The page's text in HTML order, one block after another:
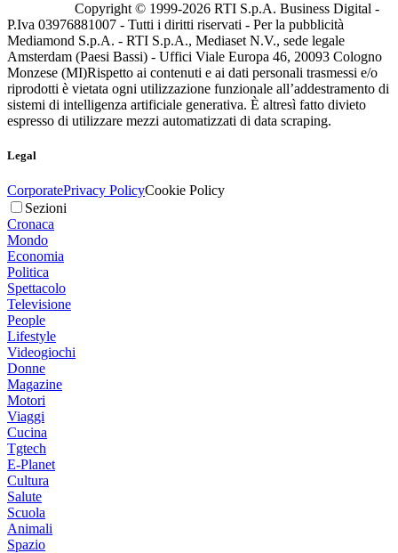
Copyright © 1999-2026 RTI S.p.A. Business Digital -
P.Iva 03976881007 - Tutti i diritti riservati - Per la pubblicità
Mediamond S.p.A. - RTI S.p.A., Mediaset N.V., sede legale
Amsterdam (Paesi Bassi) - Uffici Viale Europa 46, 20093 Cologno
Monzese (MI)Rispetto ai contenuti e ai dati personali trasmessi e/o
riprodotti è vietata ogni utilizzazione funzionale all’addestramento di
sistemi di intelligenza artificiale generativa. È altresì fatto divieto
espresso di utilizzare mezzi automatizzati di data scraping.
Legal
CorporatePrivacy PolicyCookie Policy
Sezioni
Cronaca
Mondo
Economia
Politica
Spettacolo
Televisione
People
Lifestyle
Videogiochi
Donne
Magazine
Motori
Viaggi
Cucina
Tgtech
E-Planet
Cultura
Salute
Scuola
Animali
Spazio